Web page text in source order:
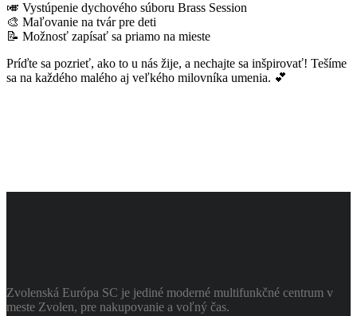
🎺 Vystúpenie dychového súboru Brass Session
🎨 Maľovanie na tvár pre deti
📝 Možnosť zapísať sa priamo na mieste
Príďte sa pozrieť, ako to u nás žije, a nechajte sa inšpirovať! Tešíme
sa na každého malého aj veľkého milovníka umenia. 💕
Zvolenská Európa SC je jediné moderné multifunkčné centrum v
meste Zvolen, pre nakupovanie a voľný čas.